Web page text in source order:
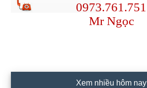
0973.761.751
Mr Ngọc
Xem nhiều hôm nay